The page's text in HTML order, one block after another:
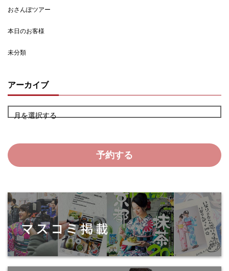
おさんぽツアー
本日のお客様
未分類
アーカイブ
月を選択する
予約する